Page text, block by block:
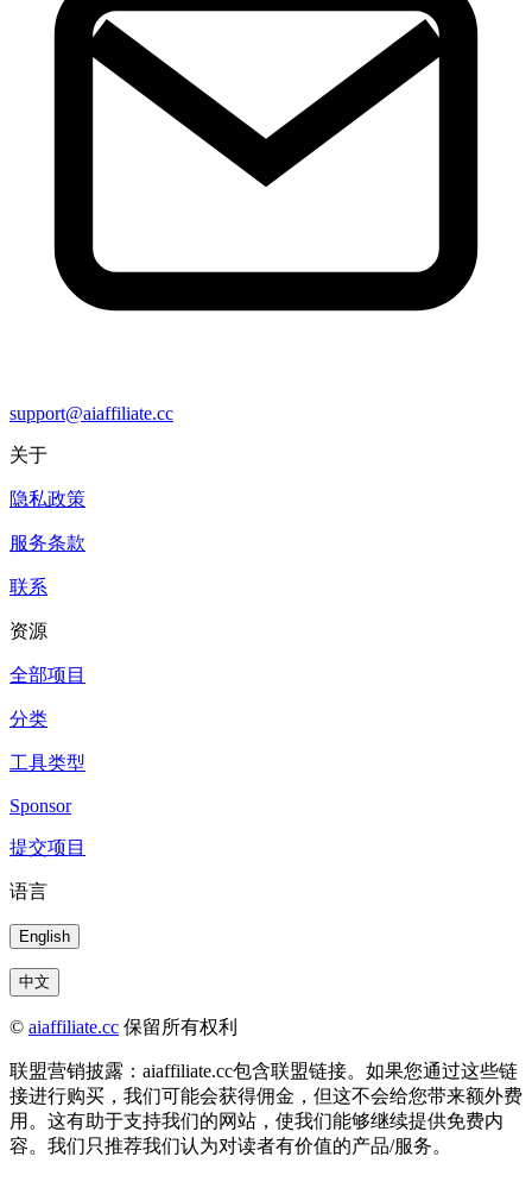
support@aiaffiliate.cc
关于
隐私政策
服务条款
联系
资源
全部项目
分类
工具类型
Sponsor
提交项目
语言
English
中文
© aiaffiliate.cc 保留所有权利
联盟营销披露：aiaffiliate.cc包含联盟链接。如果您通过这些链
接进行购买，我们可能会获得佣金，但这不会给您带来额外费
用。这有助于支持我们的网站，使我们能够继续提供免费内
容。我们只推荐我们认为对读者有价值的产品/服务。